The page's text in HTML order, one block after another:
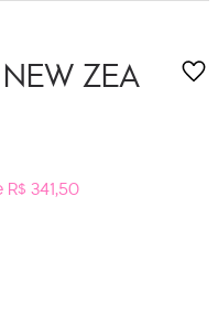
ZEA
341,50